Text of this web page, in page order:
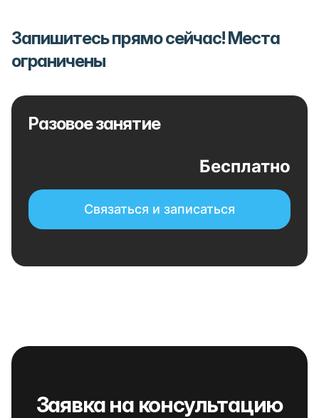
Запишитесь прямо сейчас! Места
ограничены
Разовое занятие
Бесплатно
Связаться и записаться
Заявка на консультацию